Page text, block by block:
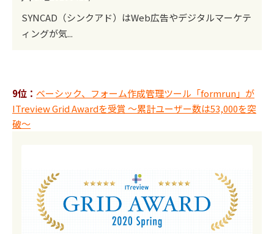
SYNCAD（シンクアド）はWeb広告やデジタルマーケテ
ィングが気...
9位： ベーシック、フォーム作成管理ツール「formrun」が
ITreview Grid Awardを受賞 ～累計ユーザー数は53,000を突
破～